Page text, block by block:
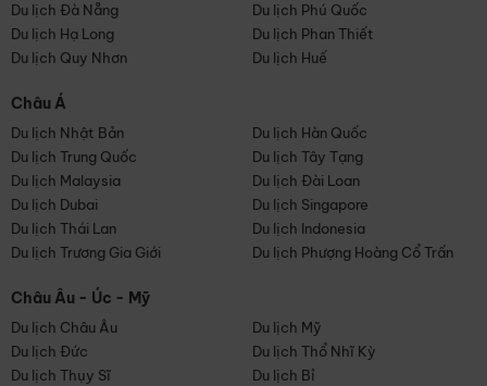
Du lịch Đà Nẵng
Du lịch Phú Quốc
Du lịch Hạ Long
Du lịch Phan Thiết
Du lịch Quy Nhơn
Du lịch Huế
Châu Á
Du lịch Nhật Bản
Du lịch Hàn Quốc
Du lịch Trung Quốc
Du lịch Tây Tạng
Du lịch Malaysia
Du lịch Đài Loan
Du lịch Dubai
Du lịch Singapore
Du lịch Thái Lan
Du lịch Indonesia
Du lịch Trương Gia Giới
Du lịch Phượng Hoàng Cổ Trấn
Châu Âu - Úc - Mỹ
Du lịch Châu Âu
Du lịch Mỹ
Du lịch Đức
Du lịch Thổ Nhĩ Kỳ
Du lịch Thụy Sĩ
Du lịch Bỉ